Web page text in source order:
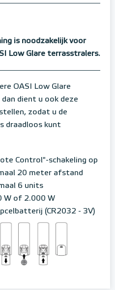
is noodzakelijk voor
Low Glare terrasstralers.
OASI Low Glare
dient u ook deze
zodat u de
draadloos kunt
Control"-schakeling op
20 meter afstand
6 units
W of 2.000 W
(CR2032 - 3V)